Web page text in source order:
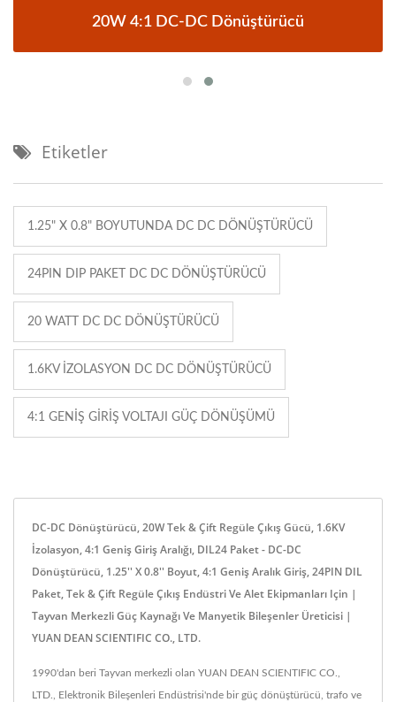
20W 4:1 DC-DC Dönüştürücü
Etiketler
1.25" X 0.8" BOYUTUNDA DC DC DÖNÜŞTÜRÜCÜ
24PIN DIP PAKET DC DC DÖNÜŞTÜRÜCÜ
20 WATT DC DC DÖNÜŞTÜRÜCÜ
1.6KV IZOLASYON DC DC DÖNÜŞTÜRÜCÜ
4:1 GENIŞ GIRIŞ VOLTAJI GÜÇ DÖNÜŞÜMÜ
DC-DC Dönüştürücü, 20W Tek & Çift Regüle Çıkış Gücü, 1.6KV
İzolasyon, 4:1 Geniş Giriş Aralığı, DIL24 Paket - DC-DC
Dönüştürücü, 1.25'' X 0.8'' Boyut, 4:1 Geniş Aralık Giriş, 24PIN DIL
Paket, Tek & Çift Regüle Çıkış Endüstri Ve Alet Ekipmanları Için |
Tayvan Merkezli Güç Kaynağı Ve Manyetik Bileşenler Üreticisi |
YUAN DEAN SCIENTIFIC CO., LTD.
1990'dan beri Tayvan merkezli olan YUAN DEAN SCIENTIFIC CO.,
LTD., Elektronik Bileşenleri Endüstrisi'nde bir güç dönüştürücü, trafo ve